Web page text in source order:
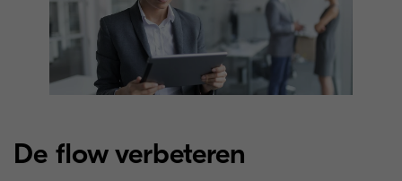
De flow verbeteren